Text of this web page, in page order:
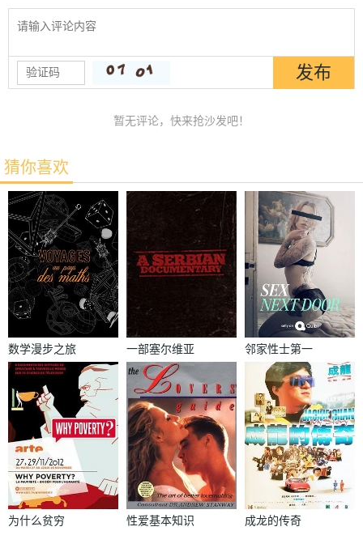
暂无评论，快来抢沙发吧！
猜你喜欢
数学漫步之旅
一部塞尔维亚
纪录片
邻家性士第一
为什么贫穷 性爱基本知识 成龙的传奇